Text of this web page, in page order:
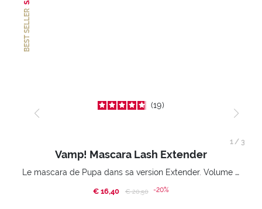
BEST SELLER
19
Vamp! Mascara Lash Extender
Le mascara de Pupa dans sa version Extender. Volume extension 3D. Des cils amplifiés et liftés à l’infini.
€ 16,40 Price reduced from
€ 20,50to-20%
1/ 3